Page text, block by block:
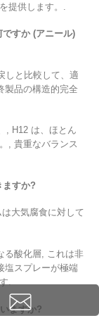
提供します。.
すか (アニール)
しと比較して、適
製品の構造的完全
, H12 は、ほとん
, 貴重なバランス
ますか?
大気腐食に対して
る酸化層, これは非
塩スプレーが極端
.
ますか?